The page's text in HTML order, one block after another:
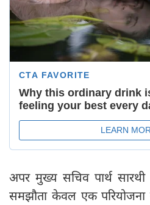
अपर मुख्य सचिव पार्थ
समझौता केवल एक परियोजना